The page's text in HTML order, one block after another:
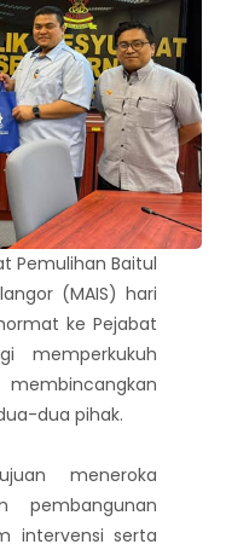
Pemulihan Baitul
(MAIS) hari
ke Pejabat
memperkukuh
dua pihak.
meneroka
pembangunan
intervensi serta